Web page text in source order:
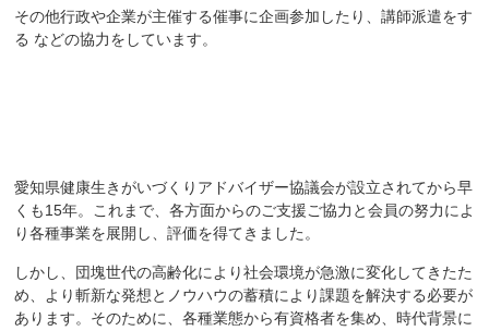
その他行政や企業が主催する催事に企画参加したり、講師派遣をす
る などの協力をしています。
愛知県健康生きがいづくりアドバイザー協議会が設立されてから早
くも15年。これまで、各方面からのご支援ご協力と会員の努力によ
り各種事業を展開し、評価を得てきました。
しかし、団塊世代の高齢化により社会環境が急激に変化してきたた
め、より斬新な発想とノウハウの蓄積により課題を解決する必要が
あります。そのために、各種業態から有資格者を集め、時代背景に